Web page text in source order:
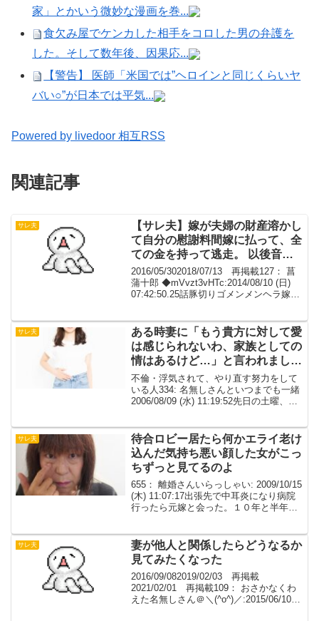
家」とかいう微妙な漫画を巻...
食欠み屋でケンカした相手をコロした男の弁護を
した。そして数年後、因果応...
【警告】 医師「米国では”ヘロインと同じくらいヤ
バい○”が日本では平気...
Powered by livedoor 相互RSS
関連記事
サレ夫
【サレ夫】嫁が夫婦の財産溶かし
て自分の慰謝料間嫁に払って、全
ての金を持って逃走。 以後音信
不通で８年経過。【嫁失踪】
2016/05/302018/07/13 再掲載127： 菖
蒲十郎 ◆mVvzt3vHTc:2014/08/10 (日)
07:42:50.25話豚切りゴメンメンヘラ嫁と
サレ夫
ある時妻に「もう貴方に対して愛
は感じられないわ、家族としての
情はあるけど…」と言われまし
た、正直ショックでした。
不倫・浮気されて、やり直す努力をして
いる人334: 名無しさんといつまでも一緒
2006/08/09 (水) 11:19:52先日の土曜、妻
る事はありません。春先から...
サレ夫
待合ロビー居たら何かエライ老け
込んだ気持ち悪い顔した女がこっ
ちずっと見てるのよ
655： 離婚さんいらっしゃい: 2009/10/15
(木) 11:07:17出張先で中耳炎になり病院
行ったら元嫁と会った。１０年と半年ぶ
2009/10/15 (木...
サレ夫
妻が他人と関係したらどうなるか
見てみたくなった
2016/09/082019/02/03 再掲載
2021/02/01 再掲載109： おさかなくわ
えた名無しさん＠＼(^o^)／:2015/06/10